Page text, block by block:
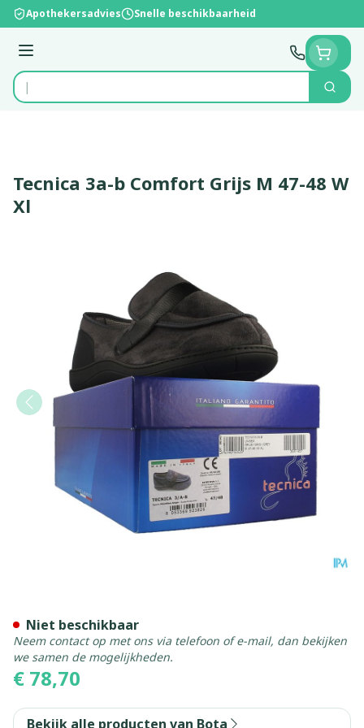
Ga naar de inhoud
Apothekersadvies Snelle beschikbaarheid
Menu
Product, merk, categorie...
Zoek
Tecnica 3a-b Comfort Grijs M 47-48 W
Xl
€ 78,70
Niet beschikbaar
Neem contact op met ons via telefoon of e-mail, dan bekijken
we samen de mogelijkheden.
Bekijk alle producten van Bota